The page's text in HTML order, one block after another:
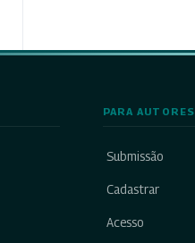
PARA AUTORES
Submissão
Cadastrar
Acesso